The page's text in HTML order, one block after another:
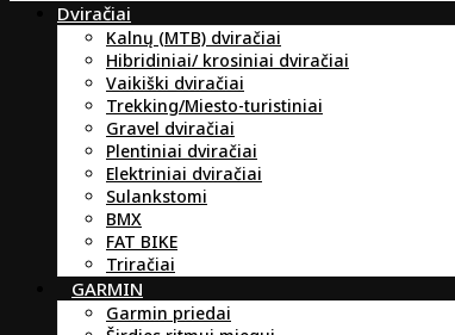
Dviračiai
Kalnų (MTB) dviračiai
Hibridiniai/ krosiniai dviračiai
Vaikiški dviračiai
Trekking/Miesto-turistiniai
Gravel dviračiai
Plentiniai dviračiai
Elektriniai dviračiai
Sulankstomi
BMX
FAT BIKE
Triračiai
GARMIN
Garmin priedai